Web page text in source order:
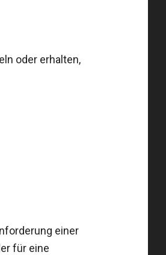
oder erhalten,
einer
für eine